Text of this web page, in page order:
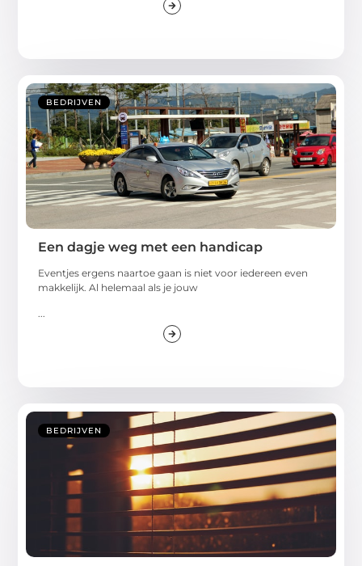
BEDRIJVEN
Een dagje weg met een handicap
Eventjes ergens naartoe gaan is niet voor iedereen even
makkelijk. Al helemaal als je jouw
...
BEDRIJVEN